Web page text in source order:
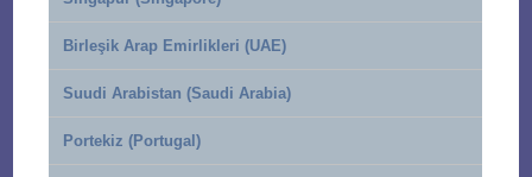
Birleşik Arap Emirlikleri (UAE)
Suudi Arabistan (Saudi Arabia)
Portekiz (Portugal)